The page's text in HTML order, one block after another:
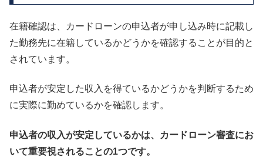
在籍確認は、カードローンの申込者が申し込み時に記載し
た勤務先に在籍しているかどうかを確認することが目的と
されています。
申込者が安定した収入を得ているかどうかを判断するため
に実際に勤めているかを確認します。
申込者の収入が安定しているかは、カードローン審査にお
いて重要視されることの1つです。